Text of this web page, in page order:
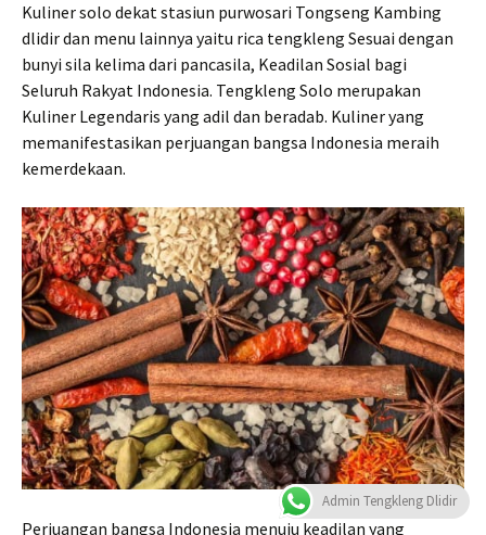
Kuliner solo dekat stasiun purwosari Tongseng Kambing
dlidir dan menu lainnya yaitu rica tengkleng Sesuai dengan
bunyi sila kelima dari pancasila, Keadilan Sosial bagi
Seluruh Rakyat Indonesia. Tengkleng Solo merupakan
Kuliner Legendaris yang adil dan beradab. Kuliner yang
memanifestasikan perjuangan bangsa Indonesia meraih
kemerdekaan.
Perjuangan bangsa Indonesia menuju keadilan yang
Admin Tengkleng Dlidir